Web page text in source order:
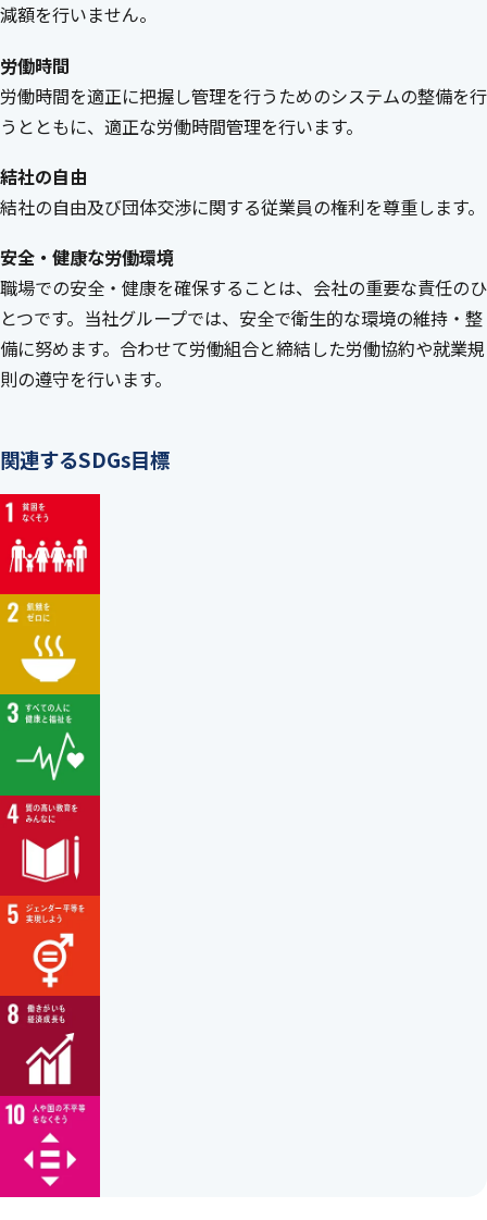
減額を行いません。
労働時間
労働時間を適正に把握し管理を行うためのシステムの整備を行
うとともに、適正な労働時間管理を行います。
結社の自由
結社の自由及び団体交渉に関する従業員の権利を尊重します。
安全・健康な労働環境
職場での安全・健康を確保することは、会社の重要な責任のひ
とつです。当社グループでは、安全で衛生的な環境の維持・整
備に努めます。合わせて労働組合と締結した労働協約や就業規
則の遵守を行います。
関連するSDGs目標